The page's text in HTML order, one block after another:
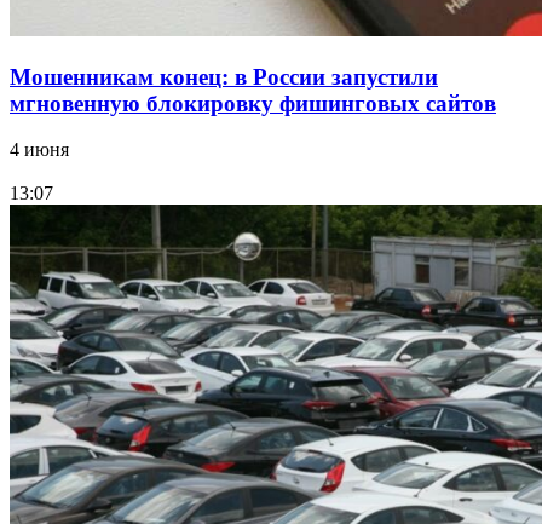
Мошенникам конец: в России запустили
мгновенную блокировку фишинговых сайтов
4 июня
13:07